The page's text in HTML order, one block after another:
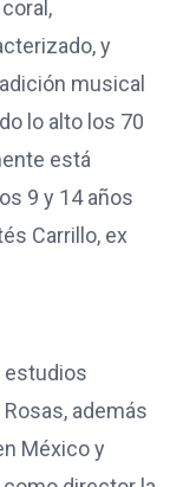
y
musical
lo alto los 70
está
9 y 14 años
Carrillo, ex
estudios
además
México y